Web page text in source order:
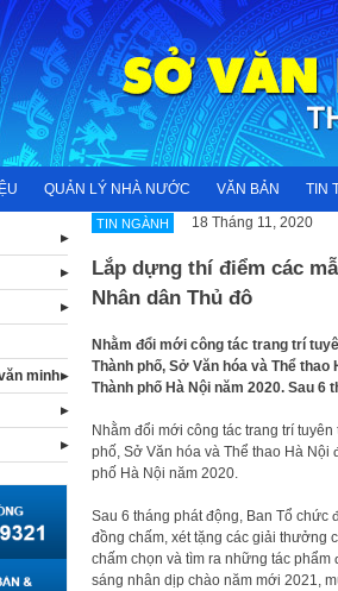
QUẢN LÝ NHÀ NƯỚC VĂN BẢN TIN
TIN NGÀNH 18 Tháng 11, 2020
Lắp dựng thí điểm các
Nhân dân Thủ đô
Nhằm đổi mới công tác trang trí
Thành phố, Sở Văn hóa và Thể
Thành phố Hà Nội năm 2020. Sau
Nhằm đổi mới công tác trang trí
phố, Sở Văn hóa và Thể thao Hà Nội
phố Hà Nội năm 2020.
Sau 6 tháng phát động, Ban Tổ chức
đồng chấm, xét tặng các giải thưởng
chấm chọn và tìm ra những tác
sáng nhân dịp chào năm mới 2021,
minh